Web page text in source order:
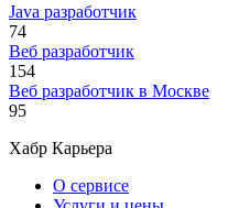
Java разработчик
74
Веб разработчик
154
Веб разработчик в Москве
95
Хабр Карьера
О сервисе